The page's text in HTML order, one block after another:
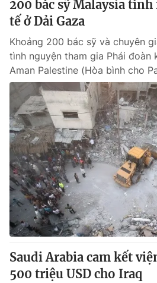
200 bác sỹ Malaysia
tế ở Dải Gaza
Khoảng 200 bác sỹ và chuyên
tình nguyện tham gia Phái đoàn
Aman Palestine (Hòa bình cho
Saudi Arabia cam kết
500 triệu USD cho Iraq